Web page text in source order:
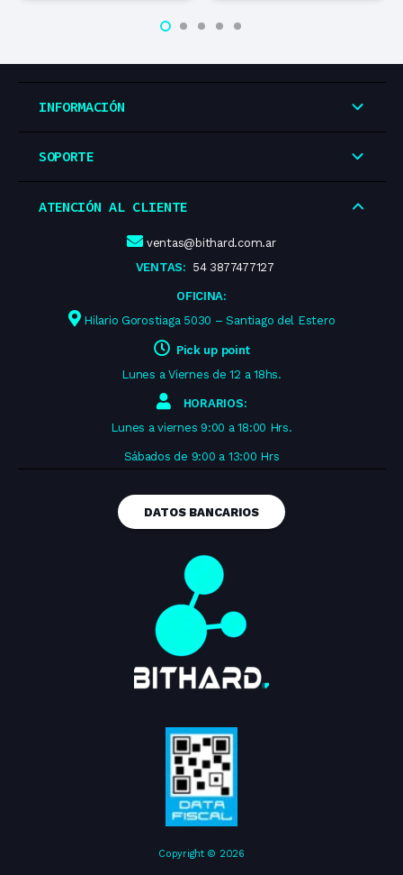
INFORMACIÓN
SOPORTE
ATENCIÓN AL CLIENTE
ventas@bithard.com.ar
VENTAS: 54 3877477127
OFICINA:
Hilario Gorostiaga 5030 – Santiago del Estero
Pick up point
Lunes a Viernes de 12 a 18hs.
HORARIOS:
Lunes a viernes 9:00 a 18:00 Hrs.
Sábados de 9:00 a 13:00 Hrs
DATOS BANCARIOS
Copyright © 2026